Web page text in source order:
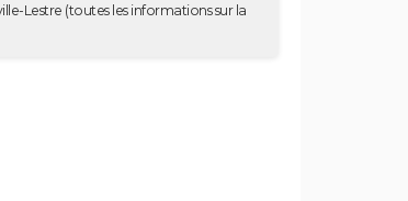
Lestre (toutes les informations sur la